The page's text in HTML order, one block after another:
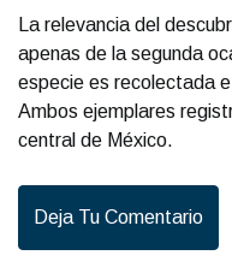
La relevancia del
apenas de la segunda
especie es recolectada
Ambos ejemplares
central de México.
Deja Tu Comentario